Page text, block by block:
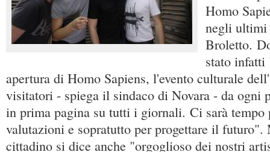
Homo
negli ultimi
Broletto.
stato
apertura di Homo Sapiens, l'evento culturale
visitatori - spiega il sindaco di Novara - da ogni
in prima pagina su tutti i giornali. Ci sarà tempo
valutazioni e sopratutto per progettare il
cittadino si dice anche "orgoglioso dei nostri